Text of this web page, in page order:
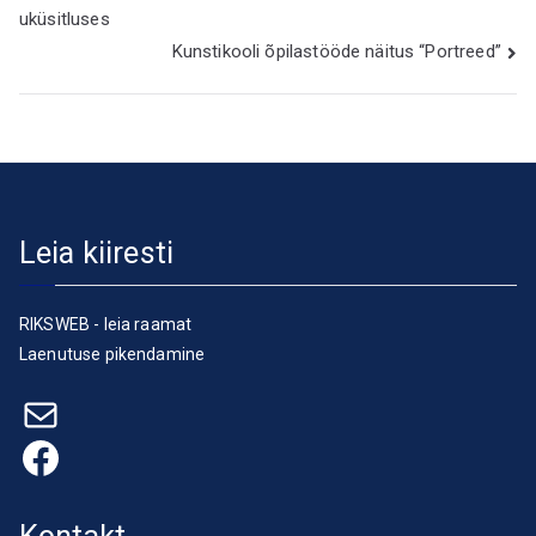
uküsitluses
Kunstikooli õpilastööde näitus “Portreed”
Leia kiiresti
RIKSWEB - leia raamat
Laenutuse pikendamine
E-post
Facebook